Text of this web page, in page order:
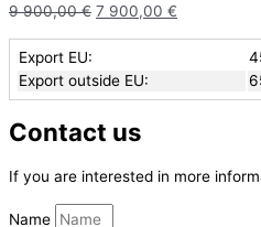
9 900,00€ 7 900,00 €
Export EU:
Export outside EU:
Contact us
If you are interested in more
Name